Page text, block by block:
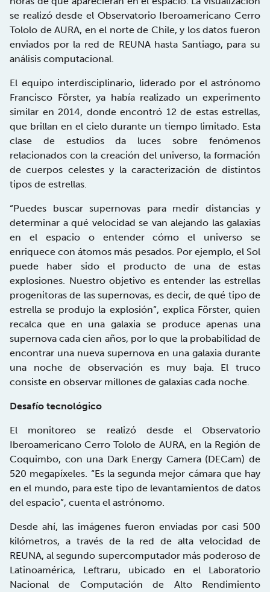
se realizó desde el Observatorio Iberoamericano Cerro
Tololo de AURA, en el norte de Chile, y los datos fueron
enviados por la red de REUNA hasta Santiago, para su
análisis computacional.
El equipo interdisciplinario, liderado por el astrónomo
Francisco Förster, ya había realizado un experimento
similar en 2014, donde encontró 12 de estas estrellas,
que brillan en el cielo durante un tiempo limitado. Esta
clase de estudios da luces sobre fenómenos
relacionados con la creación del universo, la formación
de cuerpos celestes y la caracterización de distintos
tipos de estrellas.
“Puedes buscar supernovas para medir distancias y
determinar a qué velocidad se van alejando las galaxias
en el espacio o entender cómo el universo se
enriquece con átomos más pesados. Por ejemplo, el Sol
puede haber sido el producto de una de estas
explosiones. Nuestro objetivo es entender las estrellas
progenitoras de las supernovas, es decir, de qué tipo de
estrella se produjo la explosión”, explica Förster, quien
recalca que en una galaxia se produce apenas una
supernova cada cien años, por lo que la probabilidad de
encontrar una nueva supernova en una galaxia durante
una noche de observación es muy baja. El truco
consiste en observar millones de galaxias cada noche.
Desafío tecnológico
El monitoreo se realizó desde el Observatorio
Iberoamericano Cerro Tololo de AURA, en la Región de
Coquimbo, con una Dark Energy Camera (DECam) de
520 megapíxeles. “Es la segunda mejor cámara que hay
en el mundo, para este tipo de levantamientos de datos
del espacio”, cuenta el astrónomo.
Desde ahí, las imágenes fueron enviadas por casi 500
kilómetros, a través de la red de alta velocidad de
REUNA, al segundo supercomputador más poderoso de
Latinoamérica, Leftraru, ubicado en el Laboratorio
Nacional de Computación de Alto Rendimiento